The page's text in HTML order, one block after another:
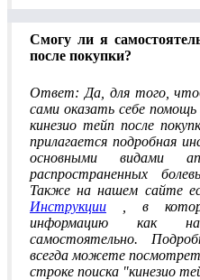
Смогу ли я
после покупки?
Ответ: Да, для того,
сами оказать себе
кинезио тейп после
прилагается подробная
основными видами
распространенных
Также на нашем сайте
Инструкции , в
информацию как
самостоятельно.
всегда можете
строке поиска "кинезио